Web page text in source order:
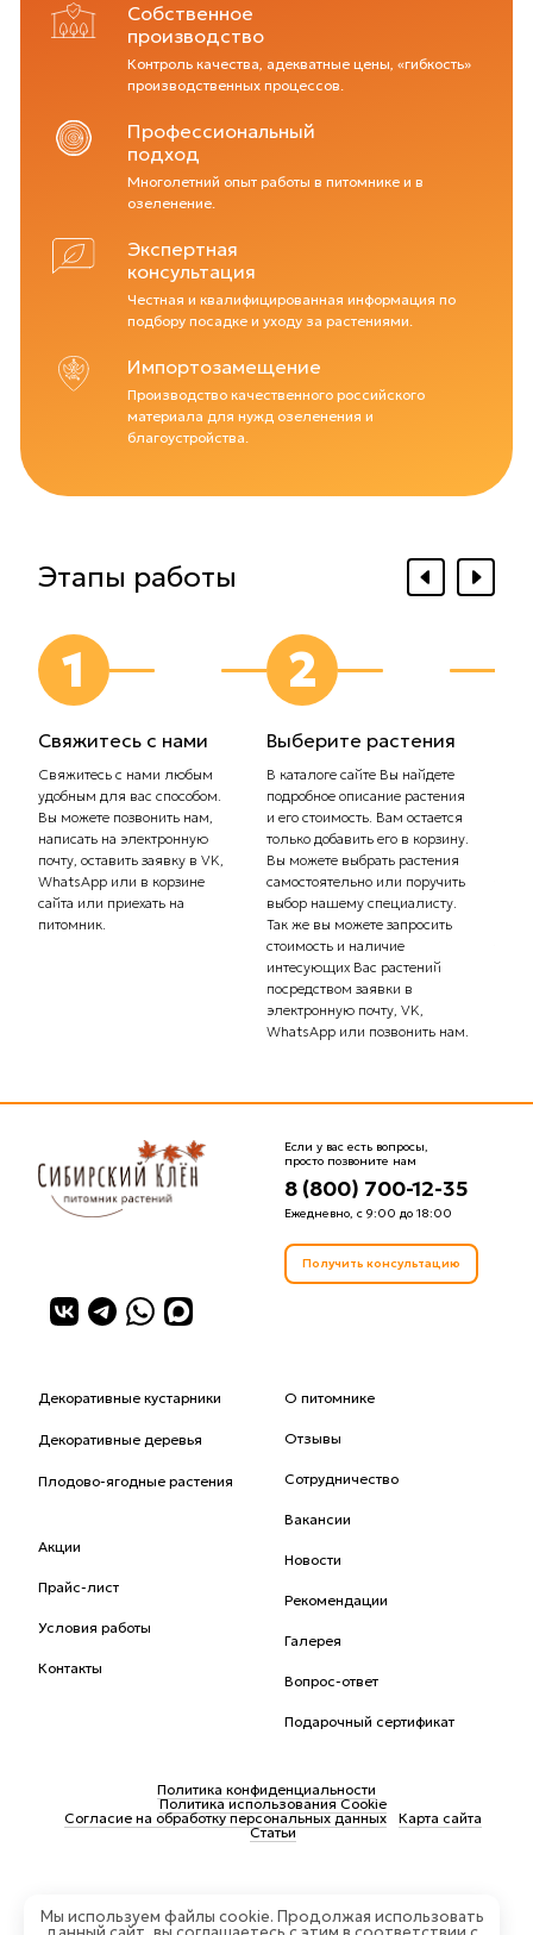
Собственное
производство
Контроль качества, адекватные цены, «гибкость»
производственных процессов.
Профессиональный
подход
Многолетний опыт работы в питомнике и в
озеленение.
Экспертная
консультация
Честная и квалифицированная информация по
подбору посадке и уходу за растениями.
Импортозамещение
Производство качественного российского
материала для нужд озеленения и
благоустройства.
Этапы работы
1
Свяжитесь с нами
Свяжитесь с нами любым
удобным для вас способом.
Вы можете позвонить нам,
написать на электронную
почту, оставить заявку в VK,
WhatsApp или в корзине
сайта или приехать на
питомник.
2
Выберите растения
В каталоге сайте Вы найдете
подробное описание растения
и его стоимость. Вам остается
только добавить его в корзину.
Вы можете выбрать растения
самостоятельно или поручить
выбор нашему специалисту.
Так же вы можете запросить
стоимость и наличие
интесующих Вас растений
посредством заявки в
электронную почту, VK,
WhatsApp или позвонить нам.
Если у вас есть вопросы,
просто позвоните нам
8 (800) 700-12-35
Ежедневно, с 9:00 до 18:00
Получить консультацию
Декоративные кустарники
Декоративные деревья
Плодово-ягодные растения
Акции
Прайс-лист
Условия работы
Контакты
О питомнике
Отзывы
Сотрудничество
Вакансии
Новости
Рекомендации
Галерея
Вопрос-ответ
Подарочный сертификат
Политика конфиденциальности
Политика использования Cookie
Согласие на обработку персональных данных
Карта сайта
Статьи
Сайт сделан вИнтернет-Перспективе
Мы используем файлы cookie. Продолжая использовать